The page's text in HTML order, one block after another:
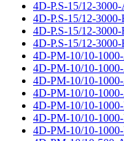
4D-P.S-15/12-
4D-P.S-15/12-
4D-P.S-15/12-
4D-P.S-15/12-
4D-PM-10/10-
4D-PM-10/10-
4D-PM-10/10-
4D-PM-10/10-
4D-PM-10/10-
4D-PM-10/10-
4D-PM-10/10-